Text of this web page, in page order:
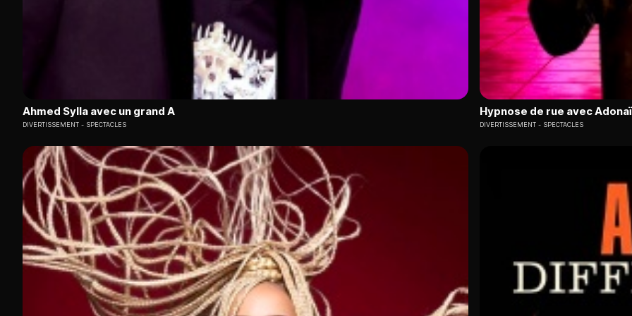
Ahmed Sylla avec un grand A
DIVERTISSEMENT SPECTACLES
Hypnose de rue avec
DIVERTISSEMENT SPECTACLES